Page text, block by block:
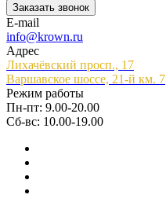
Заказать звонок
E-mail
info@krown.ru
Адрес
Лихачёвский просп., 17
Варшавское шоссе, 21-й км. 7
Режим работы
Пн-пт: 9.00-20.00
Сб-вс: 10.00-19.00